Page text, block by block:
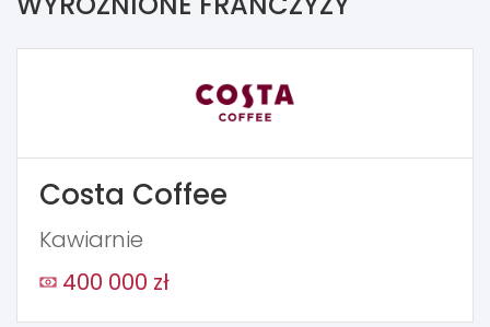
Costa Coffee
Kawiarnie
400 000 zł